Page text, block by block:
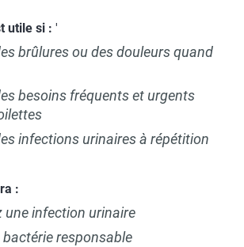
utile si : '
brûlures ou des douleurs quand
besoins fréquents et urgents
infections urinaires à répétition
:
une infection urinaire
bactérie responsable